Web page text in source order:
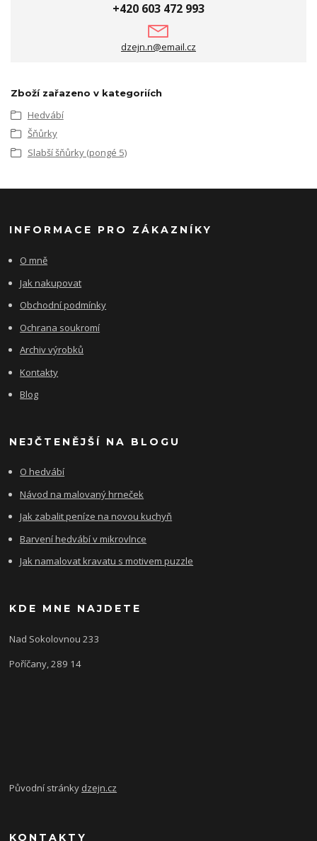
+420 603 472 993
dzejn.n@email.cz
Zboží zařazeno v kategoriích
Hedvábí
Šňůrky
Slabší šňůrky (pongé 5)
INFORMACE PRO ZÁKAZNÍKY
O mně
Jak nakupovat
Obchodní podmínky
Ochrana soukromí
Archiv výrobků
Kontakty
Blog
NEJČTENĚJŠÍ NA BLOGU
O hedvábí
Návod na malovaný hrneček
Jak zabalit peníze na novou kuchyň
Barvení hedvábí v mikrovlnce
Jak namalovat kravatu s motivem puzzle
KDE MNE NAJDETE
Nad Sokolovnou 233
Poříčany, 289 14
Původní stránky dzejn.cz
KONTAKTY